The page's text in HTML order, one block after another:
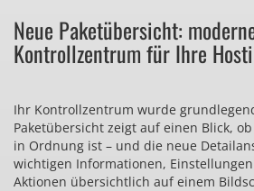
Neue Paketübersicht:
Kontrollzentrum für Ihre
Ihr Kontrollzentrum wurde
Paketübersicht zeigt auf einen Blick,
in Ordnung ist – und die neue
wichtigen Informationen,
Aktionen übersichtlich auf einem